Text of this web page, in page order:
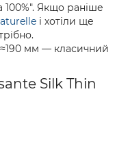
100%". Якщо раніше
і хотіли ще
мм — класичний
Silk Thin